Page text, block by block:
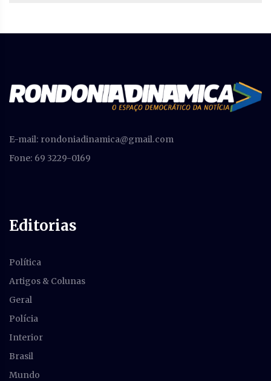
E-mail: rondoniadinamica@gmail.com
Fone: 69 3229-0169
Editorias
Política
Artigos & Colunas
Geral
Polícia
Interior
Brasil
Mundo